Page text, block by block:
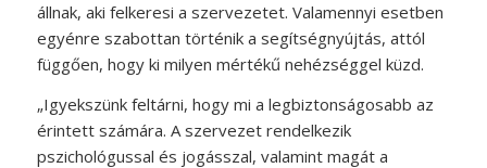
állnak, aki felkeresi a szervezetet. Valamennyi esetben
egyénre szabottan történik a segítségnyújtás, attól
függően, hogy ki milyen mértékű nehézséggel küzd.
„Igyekszünk feltárni, hogy mi a legbiztonságosabb az
érintett számára. A szervezet rendelkezik
pszichológussal és jogásszal, valamint magát a